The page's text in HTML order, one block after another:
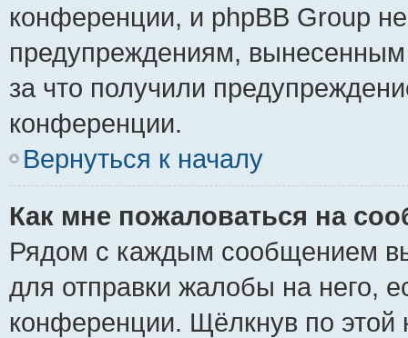
конференции, и phpBB Group
предупреждениям,
за что получили
конференции.
Вернуться к началу
Как мне пожаловаться на
Рядом с каждым сообщением
для отправки жалобы на него,
конференции. Щёлкнув по этой